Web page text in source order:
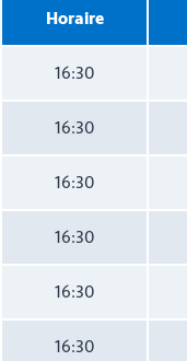
Horaire
16:30
16:30
16:30
16:30
16:30
16:30